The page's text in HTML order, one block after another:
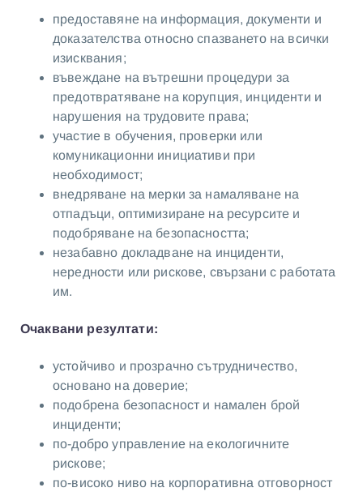
предоставяне на информация, документи и
доказателства относно спазването на всички
изисквания;
въвеждане на вътрешни процедури за
предотвратяване на корупция, инциденти и
нарушения на трудовите права;
участие в обучения, проверки или
комуникационни инициативи при
необходимост;
внедряване на мерки за намаляване на
отпадъци, оптимизиране на ресурсите и
подобряване на безопасността;
незабавно докладване на инциденти,
нередности или рискове, свързани с работата
им.
Очаквани резултати:
устойчиво и прозрачно сътрудничество,
основано на доверие;
подобрена безопасност и намален брой
инциденти;
по-добро управление на екологичните
рискове;
по-високо ниво на корпоративна отговорност